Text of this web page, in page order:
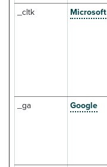
_cltk Microsoft
_ga Google